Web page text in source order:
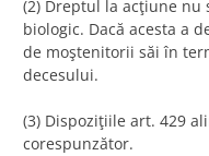
(2) Dreptul la acţiune
biologic. Dacă acesta a
de moştenitorii săi în
decesului.
(3) Dispoziţiile art. 429
corespunzător.